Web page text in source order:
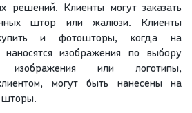
решений. Клиенты могут заказать
штор или жалюзи. Клиенты
и фотошторы, когда на
наносятся изображения по выбору
изображения или логотипы,
могут быть нанесены на
шторы.